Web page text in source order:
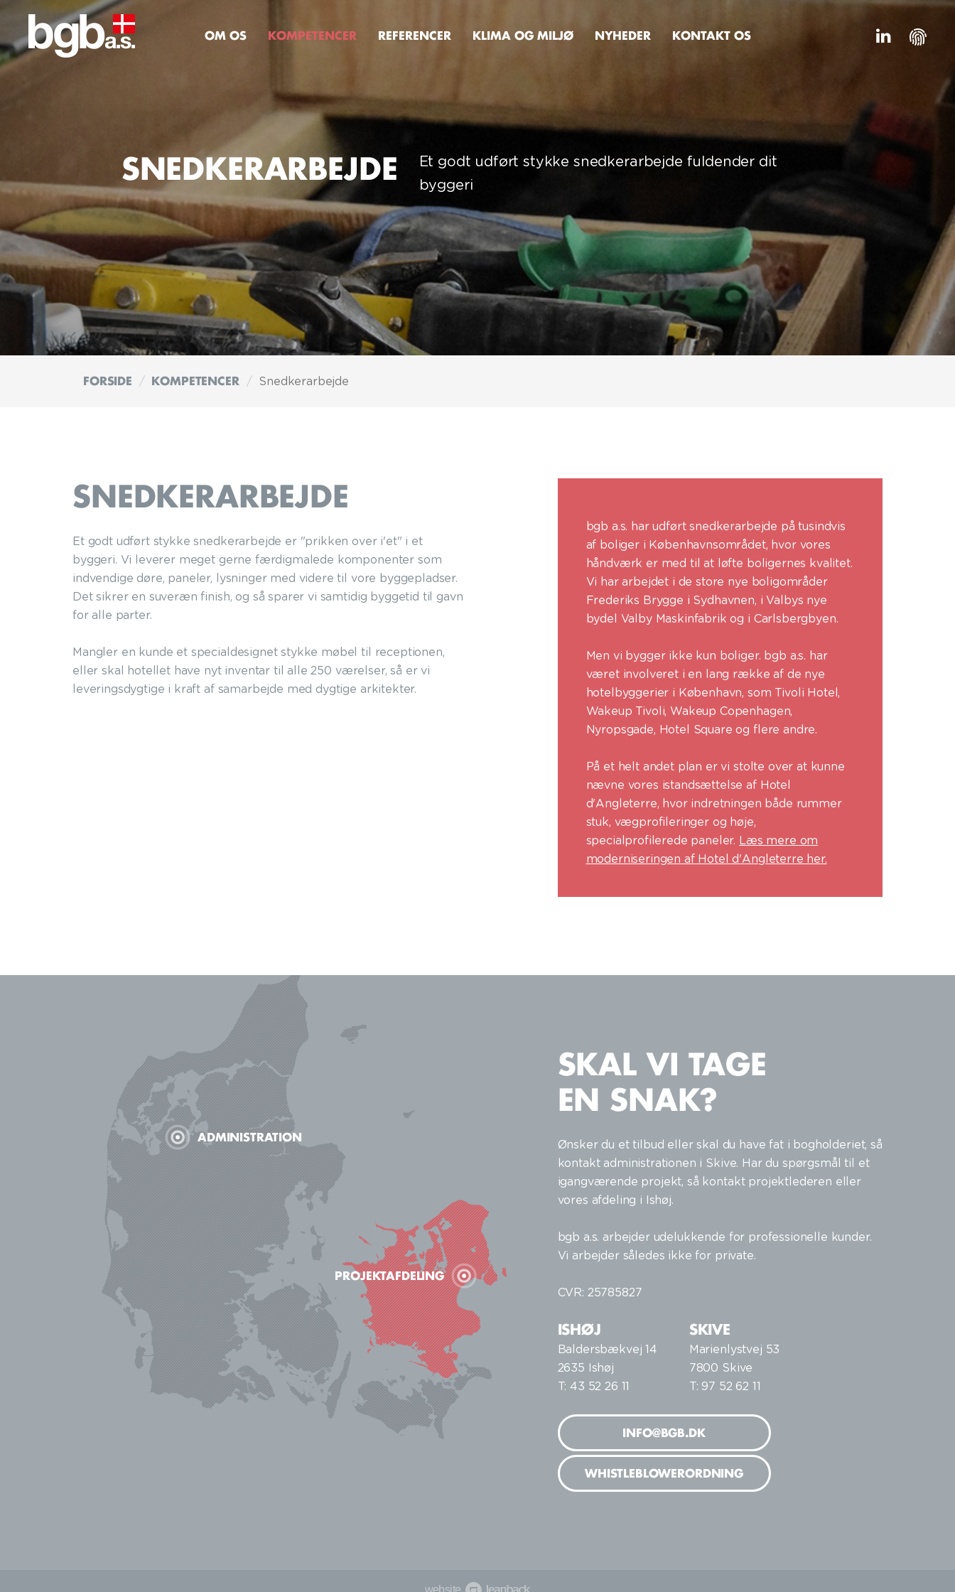
OM OS KOMPETENCER REFERENCER KLIMA OG MILJØ NYHEDER KONTAKT OS
SNEDKERARBEJDE
Et godt udført stykke snedkerarbejde fuldender dit
byggeri
FORSIDE KOMPETENCER Snedkerarbejde
SNEDKERARBEJDE
Et godt udført stykke snedkerarbejde er "prikken over i'et" i et
byggeri. Vi leverer meget gerne færdigmalede komponenter som
indvendige døre, paneler, lysninger med videre til vore byggepladser.
Det sikrer en suveræn finish, og så sparer vi samtidig byggetid til gavn
for alle parter.
Mangler en kunde et specialdesignet stykke møbel til receptionen,
eller skal hotellet have nyt inventar til alle 250 værelser, så er vi
leveringsdygtige i kraft af samarbejde meddygtige arkitekter.
bgb a.s. har udført snedkerarbejde på tusindvis
af boliger i Københavnsområdet, hvor vores
håndværk er med til at løfte boligernes kvalitet.
Vi har arbejdet i de store nye boligområder
Frederiks Brygge i Sydhavnen, i Valbys nye
bydel Valby Maskinfabrik og i Carlsbergbyen.
Men vi bygger ikke kun boliger. bgb a.s. har
været involveret i en lang række af de nye
hotelbyggerier i København, som Tivoli Hotel,
Wakeup Tivoli, Wakeup Copenhagen,
Nyropsgade, Hotel Square og flere andre.
På et helt andet plan er vi stolte over at kunne
nævne vores istandsættelse af Hotel
d'Angleterre, hvor indretningen både rummer
stuk, vægprofileringer og høje,
specialprofilerede paneler. Læs mere om
moderniseringen af Hotel d'Angleterre her.
ADMINISTRATION
PROJEKTAFDELING
SKAL VI TAGE
EN SNAK?
Ønsker du et tilbud eller skal du have fat i bogholderiet, så
kontakt administrationen i Skive. Har du spørgsmål til et
igangværende projekt, så kontakt projektlederen eller
vores afdeling i Ishøj.
bgb a.s. arbejder udelukkende for professionelle kunder.
Vi arbejder således ikke for private.
CVR: 25785827
ISHØJ
Baldersbækvej 14
2635 Ishøj
T: 43 52 26 11
SKIVE
Marienlystvej 53
7800 Skive
T: 97 52 62 11
INFO@BGB.DK
WHISTLEBLOWERORDNING
website Leanback